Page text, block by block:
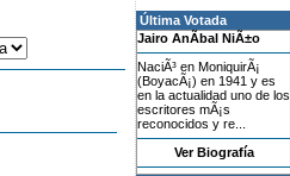
Última Votada
Jairo AnÃ­bal NiÃ±o
NaciÃ³ en MoniquirÃ¡
(BoyacÃ¡) en 1941 y es
en la actualidad uno de los
escritores mÃ¡s
reconocidos y re...
Ver Biografía